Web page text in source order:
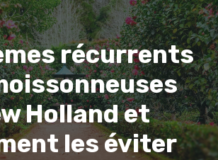
récurrents
Holland et
les éviter